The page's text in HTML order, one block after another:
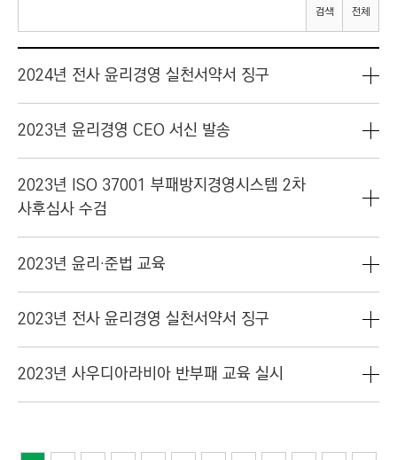
검색 전체
2024년 전사 윤리경영 실천서약서 징구
2023년 윤리경영 CEO 서신 발송
2023년 ISO 37001 부패방지경영시스템 2차
사후심사 수검
2023년 윤리·준법 교육
2023년 전사 윤리경영 실천서약서 징구
2023년 사우디아라비아 반부패 교육 실시